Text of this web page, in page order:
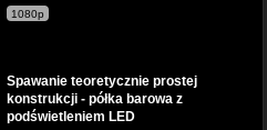
1080p
Spawanie teoretycznie prostej
konstrukcji - półka barowa z
podświetleniem LED